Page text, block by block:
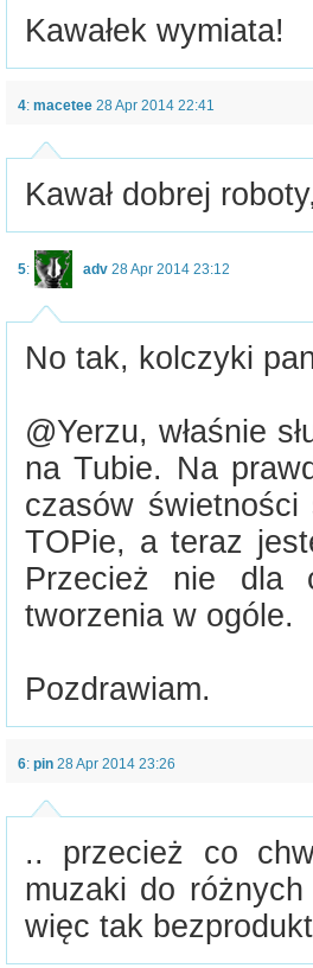
Kawałek wymiata!
4: macetee 28 Apr 2014 22:41
Kawał dobrej
5: adv 28 Apr 2014 23:12
No tak, kolczyki
@Yerzu, właśnie
na Tubie. Na
czasów świetności
TOPie, a teraz
Przecież nie dla
tworzenia w ogóle.
Pozdrawiam.
6: pin 28 Apr 2014 23:26
.. przecież co
muzaki do
więc tak